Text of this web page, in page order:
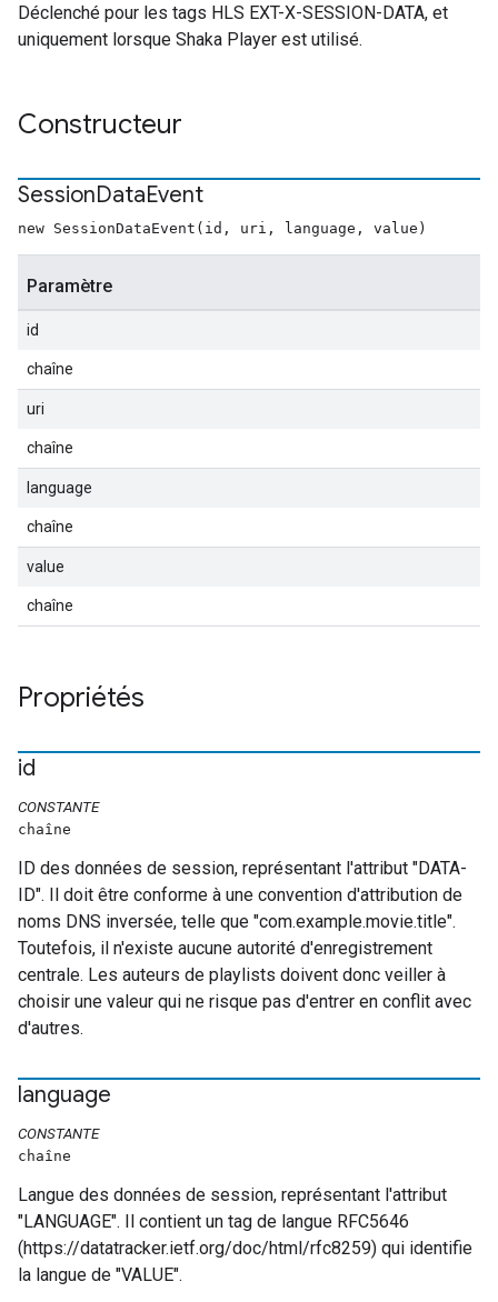
Déclenché pour les tags HLS EXT-X-SESSION-DATA, et
uniquement lorsque Shaka Player est utilisé.
Constructeur
SessionDataEvent
new SessionDataEvent(id, uri, language, value)
Paramètre
id
chaîne
uri
chaîne
language
chaîne
value
chaîne
Propriétés
id
CONSTANTE
chaîne
ID des données de session, représentant l'attribut "DATA-
ID". Il doit être conforme à une convention d'attribution de
noms DNS inversée, telle que "com.example.movie.title".
Toutefois, il n'existe aucune autorité d'enregistrement
centrale. Les auteurs de playlists doivent donc veiller à
choisir une valeur qui ne risque pas d'entrer en conflit avec
d'autres.
language
CONSTANTE
chaîne
Langue des données de session, représentant l'attribut
"LANGUAGE". Il contient un tag de langue RFC5646
(https://datatracker.ietf.org/doc/html/rfc8259) qui identifie
la langue de "VALUE".